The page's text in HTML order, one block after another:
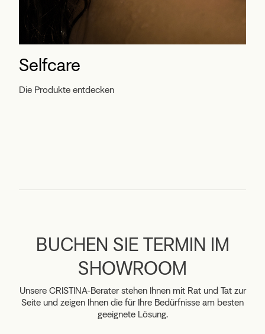
Selfcare
Die Produkte entdecken
BUCHEN SIE TERMIN IM
SHOWROOM
Unsere CRISTINA-Berater stehen Ihnen mit Rat und Tat zur
Seite und zeigen Ihnen die für Ihre Bedürfnisse am besten
geeignete Lösung.